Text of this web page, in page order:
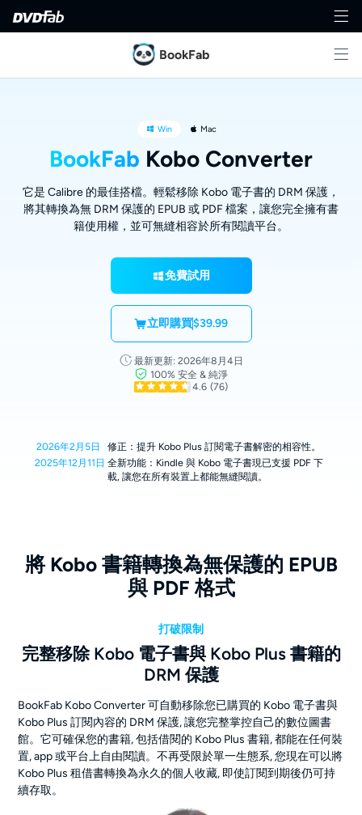
BookFab
Win Mac
BookFab Kobo Converter
它是 Calibre 的最佳搭檔。輕鬆移除 Kobo 電子書的 DRM 保護，
將其轉換為無 DRM 保護的 EPUB 或 PDF 檔案，讓您完全擁有書
籍使用權，並可無縫相容於所有閱讀平台。
免費試用
立即購買$39.99
最新更新: 2026年8月4日
100% 安全 & 純淨
4.6 (76)
2026年2月5日
修正：提升 Kobo Plus 訂閱電子書解密的相容性。
2025年12月11日 全新功能：Kindle 與 Kobo 電子書現已支援 PDF 下
載, 讓您在所有裝置上都能無縫閱讀。
將 Kobo 書籍轉換為無保護的 EPUB
與 PDF 格式
打破限制
完整移除 Kobo 電子書與 Kobo Plus 書籍的
DRM 保護
BookFab Kobo Converter 可自動移除您已購買的 Kobo 電子書與
Kobo Plus 訂閱內容的 DRM 保護, 讓您完整掌控自己的數位圖書
館。它可確保您的書籍, 包括借閱的 Kobo Plus 書籍, 都能在任何裝
置, app 或平台上自由閱讀。不再受限於單一生態系, 您現在可以將
Kobo Plus 租借書轉換為永久的個人收藏, 即使訂閱到期後仍可持
續存取。